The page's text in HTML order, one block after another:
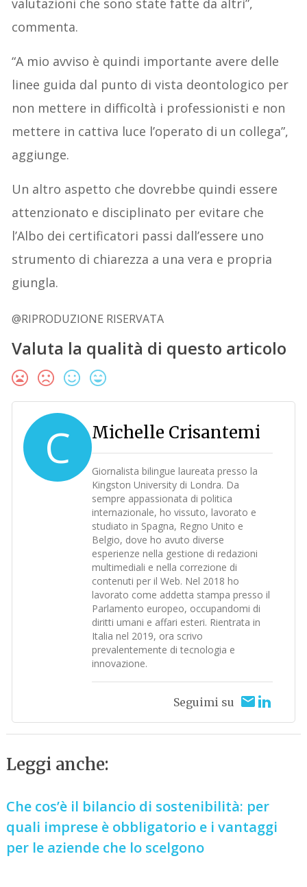
valutazioni che sono state fatte da altri”,
commenta.
“A mio avviso è quindi importante avere delle
linee guida dal punto di vista deontologico per
non mettere in difficoltà i professionisti e non
mettere in cattiva luce l’operato di un collega”,
aggiunge.
Un altro aspetto che dovrebbe quindi essere
attenzionato e disciplinato per evitare che
l’Albo dei certificatori passi dall’essere uno
strumento di chiarezza a una vera e propria
giungla.
@RIPRODUZIONE RISERVATA
Valuta la qualità di questo articolo
C Michelle Crisantemi
Giornalista bilingue laureata presso la
Kingston University di Londra. Da
sempre appassionata di politica
internazionale, ho vissuto, lavorato e
studiato in Spagna, Regno Unito e
Belgio, dove ho avuto diverse
esperienze nella gestione di redazioni
multimediali e nella correzione di
contenuti per il Web. Nel 2018 ho
lavorato come addetta stampa presso il
Parlamento europeo, occupandomi di
diritti umani e affari esteri. Rientrata in
Italia nel 2019, ora scrivo
prevalentemente di tecnologia e
innovazione.
Seguimi su
Leggi anche:
Che cos’è il bilancio di sostenibilità: per
quali imprese è obbligatorio e i vantaggi
per le aziende che lo scelgono